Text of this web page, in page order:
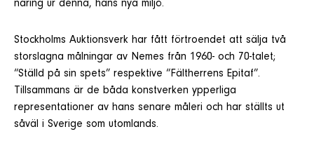
näring ur denna, hans nya miljö.
Stockholms Auktionsverk har fått förtroendet att sälja två
storslagna målningar av Nemes från 1960- och 70-talet;
“Ställd på sin spets” respektive “Fältherrens Epitaf”.
Tillsammans är de båda konstverken ypperliga
representationer av hans senare måleri och har ställts ut
såväl i Sverige som utomlands.